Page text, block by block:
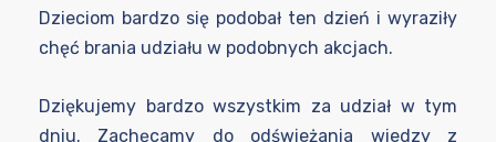
Dzieciom bardzo się podobał ten dzień i wyraziły
chęć brania udziału w podobnych akcjach.
Dziękujemy bardzo wszystkim za udział w tym
dniu. Zachęcamy do odświeżania wiedzy z